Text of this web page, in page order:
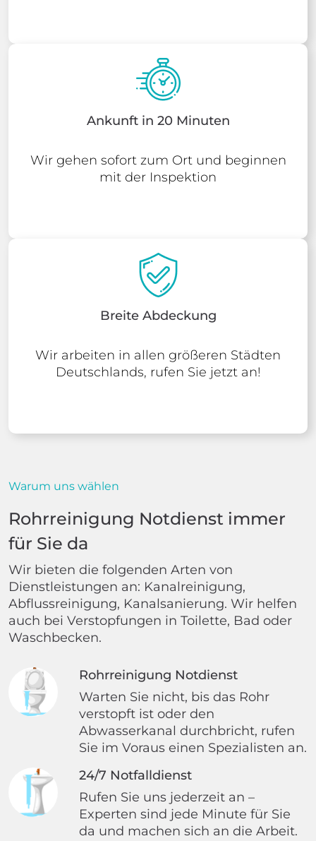
Ankunft in 20 Minuten
Wir gehen sofort zum Ort und beginnen
mit der Inspektion
Breite Abdeckung
Wir arbeiten in allen größeren Städten
Deutschlands, rufen Sie jetzt an!
Warum uns wählen
Rohrreinigung Notdienst immer
für Sie da
Wir bieten die folgenden Arten von
Dienstleistungen an: Kanalreinigung,
Abflussreinigung, Kanalsanierung. Wir helfen
auch bei Verstopfungen in Toilette, Bad oder
Waschbecken.
Rohrreinigung Notdienst
Warten Sie nicht, bis das Rohr
verstopft ist oder den
Abwasserkanal durchbricht, rufen
Sie im Voraus einen Spezialisten an.
24/7 Notfalldienst
Rufen Sie uns jederzeit an –
Experten sind jede Minute für Sie
da und machen sich an die Arbeit.